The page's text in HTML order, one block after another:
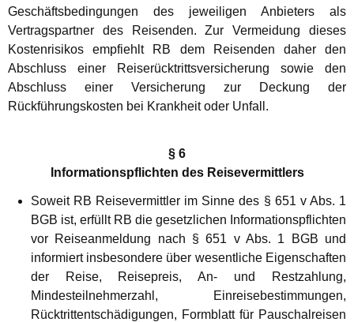
Geschäftsbedingungen des jeweiligen Anbieters als
Vertragspartner des Reisenden. Zur Vermeidung dieses
Kostenrisikos empfiehlt RB dem Reisenden daher den
Abschluss einer Reiserücktrittsversicherung sowie den
Abschluss einer Versicherung zur Deckung der
Rückführungskosten bei Krankheit oder Unfall.
§ 6
Informationspflichten des Reisevermittlers
Soweit RB Reisevermittler im Sinne des § 651 v Abs. 1
BGB ist, erfüllt RB die gesetzlichen Informationspflichten
vor Reiseanmeldung nach § 651 v Abs. 1 BGB und
informiert insbesondere über wesentliche Eigenschaften
der Reise, Reisepreis, An- und Restzahlung,
Mindesteilnehmerzahl, Einreisebestimmungen,
Rücktrittentschädigungen, Formblatt für Pauschalreisen